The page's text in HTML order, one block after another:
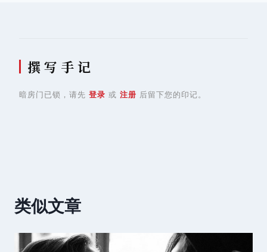
撰 写 手 记
暗房门已锁，请先 登录 或 注册 后留下您的印记。
类似文章